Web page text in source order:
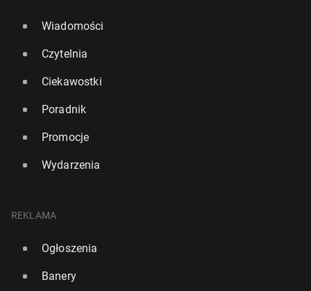
Wiadomości
Czytelnia
Ciekawostki
Poradnik
Promocje
Wydarzenia
REKLAMA
Ogłoszenia
Banery